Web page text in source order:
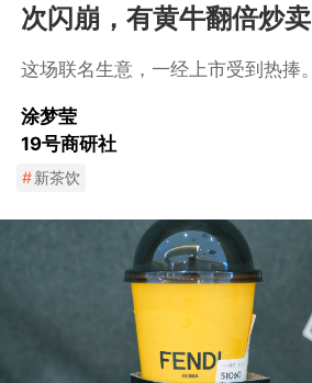
次闪崩，有黄牛翻倍炒卖
这场联名生意，一经上市受到热捧。
涂梦莹
19号商研社
#新茶饮